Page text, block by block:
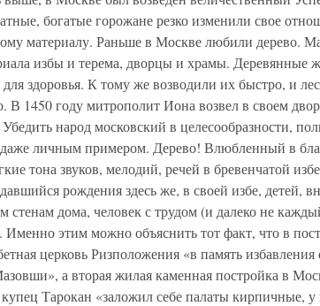
богатые горожане резко изменили свое
материалу. Раньше в Москве любили дерево.
избы и терема, дворцы и храмы. Деревянные
здоровья. К тому же возводили их быстро, и
В 1450 году митрополит Иона возвел в своем
народ московский в целесообразности,
личным примером. Дерево! Влюбленный в
тона звуков, мелодий, речей в бревенчатой
рождения здесь же, в своей избе, детей,
стенам дома, человек с трудом (и далеко не
Именно этим можно объяснить тот факт, что в
церковь Ризположения «в память избавления
а вторая жилая каменная постройка в
купец Тарокан «заложил себе палаты кирпичные,